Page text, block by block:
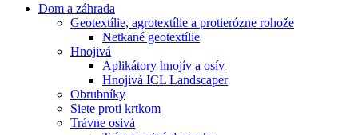
Dom a záhrada
Geotextílie, agrotextílie a protierózne rohože
Netkané geotextílie
Hnojivá
Aplikátory hnojív a osív
Hnojivá ICL Landscaper
Obrubníky
Siete proti krtkom
Trávne osivá